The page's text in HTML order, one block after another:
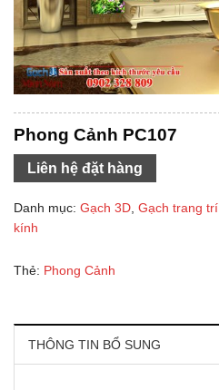
Phong Cảnh PC107
Liên hệ đặt hàng
Danh mục: Gạch 3D Gạch trang trí
kính
Thẻ: Phong Cảnh
THÔNG TIN BỔ SUNG